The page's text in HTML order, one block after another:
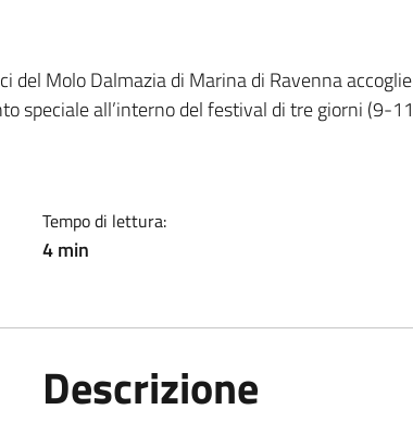
del Molo Dalmazia di Marina di Ravenna accoglie
speciale all’interno del festival di tre giorni (9-11
Tempo di lettura:
4 min
Descrizione